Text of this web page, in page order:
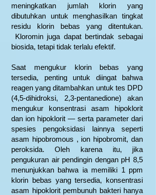
meningkatkan jumlah klorin yang
dibutuhkan untuk menghasilkan tingkat
residu klorin bebas yang ditentukan.
Kloromin juga dapat bertindak sebagai
biosida, tetapi tidak terlalu efektif.
Saat mengukur klorin bebas yang
tersedia, penting untuk diingat bahwa
reagen yang ditambahkan untuk tes DPD
(4,5-dihidroksi, 2,3-pentanedione) akan
mengukur konsentrasi asam hipoklorit
dan ion hipoklorit — serta parameter dari
spesies pengoksidasi lainnya seperti
asam hipobromous , ion hipobromit, dan
peroksida. Oleh karena itu, jika
pengukuran air pendingin dengan pH 8,5
menunjukkan bahwa ia memiliki 1 ppm
klorin bebas yang tersedia, konsentrasi
asam hipoklorit pembunuh bakteri hanya